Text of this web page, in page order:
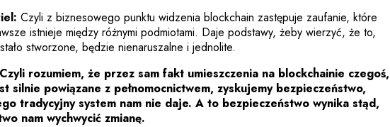
Czyli z biznesowego punktu widzenia blockchain zastępuje zaufanie, które
istnieje między różnymi podmiotami. Daje podstawy, żeby wierzyć, że to,
stworzone, będzie nienaruszalne i jednolite.
Czyli rozumiem, że przez sam fakt umieszczenia na blockchainie czegoś,
silnie powiązane z pełnomocnictwem, zyskujemy bezpieczeństwo,
tradycyjny system nam nie daje. A to bezpieczeństwo wynika stąd,
nam wychwycić zmianę.